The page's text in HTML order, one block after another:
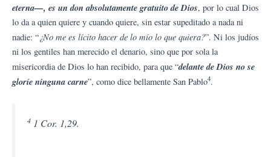
eterna—, es un don absolutamente gratuito de Dios, por lo cual Dios
lo da a quien quiere y cuando quiere, sin estar supeditado a nada ni
nadie: “ ¿No me es lícito hacer de lo mío lo que quiera?”. Ni los judíos
ni los gentiles han merecido el denario, sino que por sola la
misericordia de Dios lo han recibido, para que “delante de Dios no se
gloríe ninguna carne”, como dice bellamente San Pablo4.
4 1 Cor. 1,29.